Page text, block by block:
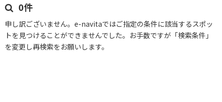
0件
申し訳ございません。e-navitaではご指定の条件に該当するスポッ
トを見つけることができませんでした。お手数ですが「検索条件」
を変更し再検索をお願いします。